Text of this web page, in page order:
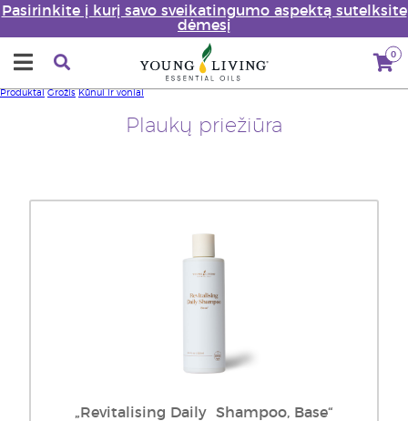
Pasirinkite į kurį savo sveikatingumo aspektą sutelksite
dėmesį
0
Plaukų priežiūra
Produktai Grožis Kūnui ir voniai
„Revitalising Daily Shampoo, Base“